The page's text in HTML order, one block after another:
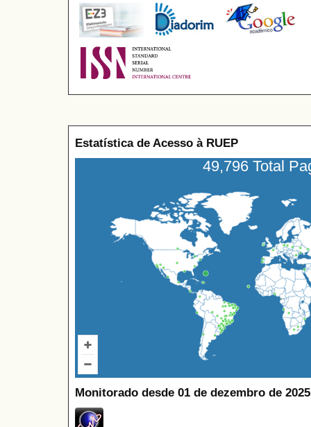
Estatística de Acesso à RUEP
49,796 Total
Monitorado desde 01 de dezembro de